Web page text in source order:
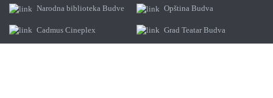
Narodna biblioteka Budve
Cadmus Cineplex
Opština Budva
Grad Teatar Budva